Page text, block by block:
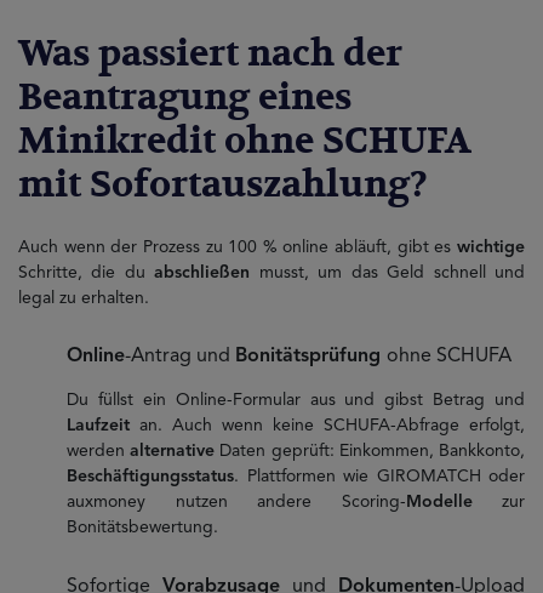
Was passiert nach der
Beantragung eines
Minikredit ohne SCHUFA
mit Sofortauszahlung?
Auch wenn der Prozess zu 100 % online abläuft, gibt es wichtige
Schritte, die duabschließen musst, um das Geld schnell und
legal zu erhalten.
Online-Antrag und Bonitätsprüfung ohne SCHUFA
Du füllst ein Online-Formular aus und gibst Betrag und
Laufzeit an. Auch wenn keine SCHUFA-Abfrage erfolgt,
werdenalternative Daten geprüft: Einkommen, Bankkonto,
Beschäftigungsstatus. Plattformen wie GIROMATCH oder
auxmoney nutzen andere Scoring- Modelle zur
Bonitätsbewertung.
Sofortige Vorabzusage und Dokumenten-Upload